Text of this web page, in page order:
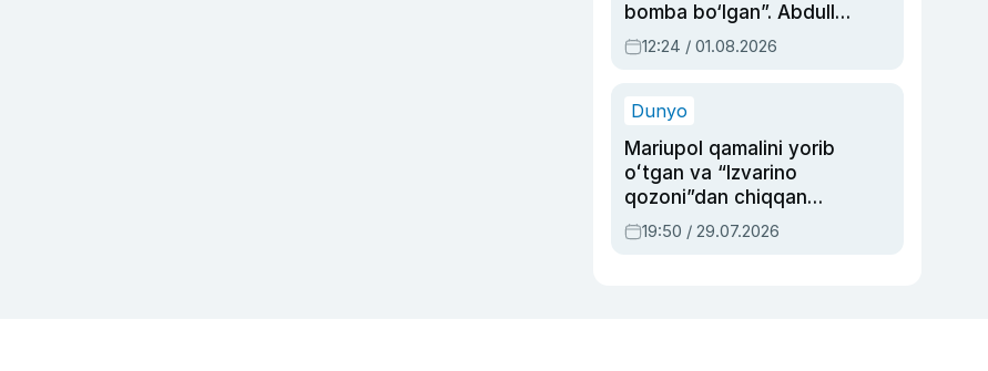
bomba bo‘lgan”. Abdulla
Oripovni siyosiy
ayblovlardan asrab
12:24 / 01.08.2026
Dunyo
Mariupol qamalini yorib
oʻtgan va “Izvarino
qozoni”dan chiqqan
qahramon — Ukraina
armiyasi bosh
19:50 / 29.07.2026